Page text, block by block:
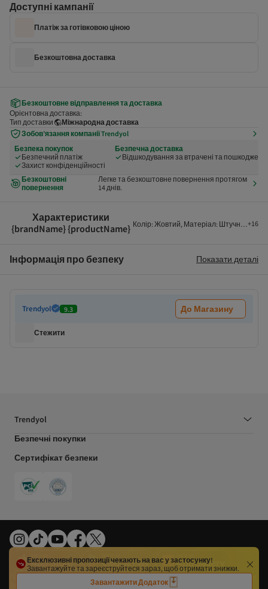
Доступні кампанії
Платіж за готівковою ціною
Безкоштовна доставка
Безкоштовне відправлення та доставка
Орієнтовна доставка:
Тип доставки
Міжнародна доставка
Зобов’язання компанії Trendyol
Безпека покупок
Безпечний платіж
Захист конфіденційності
Безпечна доставка
Відшкодування за втрачені та пошкоджені
Безкоштовні
повернення
Легке та безкоштовне повернення протягом
14 днів.
Характеристики
{brandName} {productName} Колір: Жовтий, Матеріал: Штучна шкіра
+16
Інформація про безпеку Показати деталі
Trendyol 9.3 До Магазину
Стежити
Ексклюзивні пропозиції чекають на вас у застосунку!
Завантажуйте та зареєструйтеся зараз, щоб отримати знижки.
Завантажити Додаток
Trendyol
Безпечні покупки
Сертифікат безпеки
Параметри файлів cookie Політика конфіденційності
Положення та Умови
Органи влади ЄСУмови використання